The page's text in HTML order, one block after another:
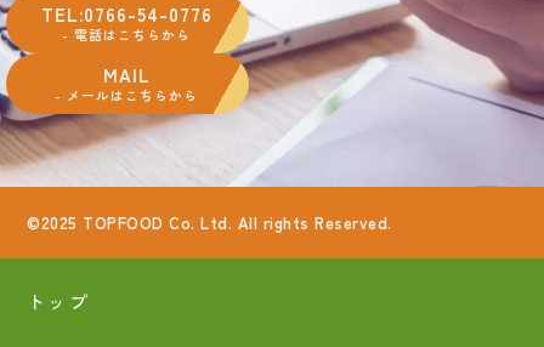
TEL:0766-54-0776
- 電話はこちらから
MAIL
- メールはこちらから
©2025 TOPFOOD Co. Ltd. All rights Reserved.
トップ